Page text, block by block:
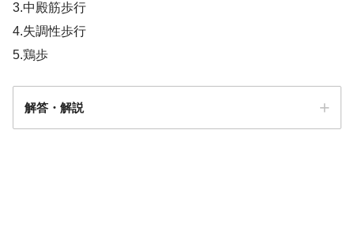
3.中殿筋歩行
4.失調性歩行
5.鶏歩
解答・解説